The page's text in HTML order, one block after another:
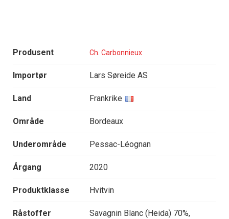
Produsent Ch. Carbonnieux
Importør Lars Søreide AS
Land Frankrike
Område Bordeaux
Underområde Pessac-Léognan
Årgang 2020
Produktklasse Hvitvin
Råstoffer
Savagnin Blanc (Heida) 70%,